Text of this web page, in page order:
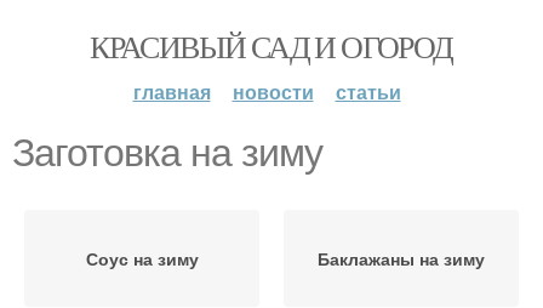
КРАСИВЫЙ САД И ОГОРОД
главная новости статьи
Заготовка на зиму
Соус на зиму Баклажаны на зиму